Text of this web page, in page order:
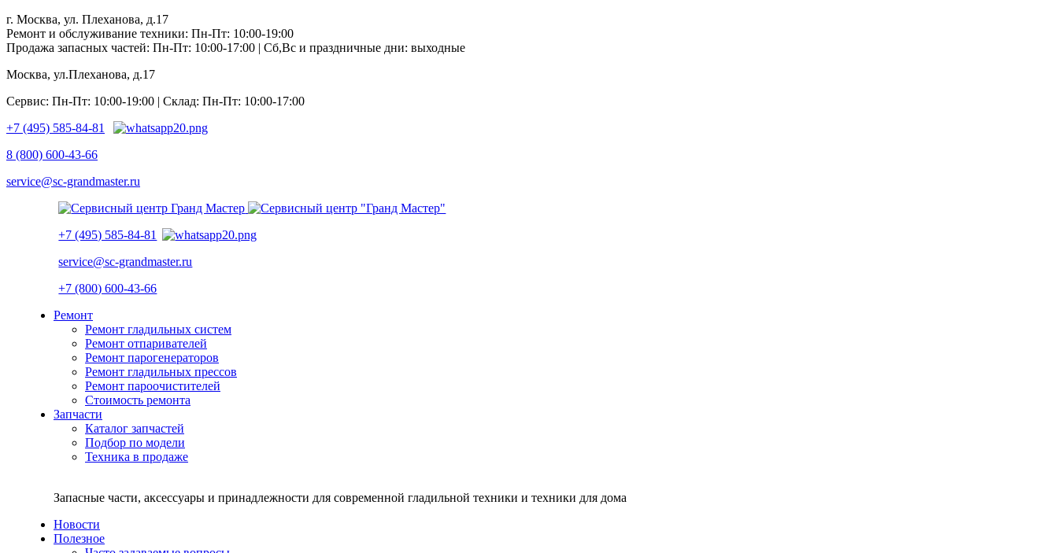
г. Москва, ул. Плеханова, д.17
Ремонт и обслуживание техники: Пн-Пт: 10:00-19:00
Продажа запасных частей: Пн-Пт: 10:00-17:00 | Сб,Вс и праздничные дни: выходные
Москва, ул.Плеханова, д.17
Сервис: Пн-Пт: 10:00-19:00 | Склад: Пн-Пт: 10:00-17:00
+7 (495) 585-84-81
8 (800) 600-43-66
service@sc-grandmaster.ru
+7 (495) 585-84-81
service@sc-grandmaster.ru
+7 (800) 600-43-66
Ремонт
Ремонт гладильных систем
Ремонт отпаривателей
Ремонт парогенераторов
Ремонт гладильных прессов
Ремонт пароочистителей
Стоимость ремонта
Запчасти
Каталог запчастей
Подбор по модели
Техника в продаже
Запасные части, аксессуары и принадлежности для современной гладильной техники и техники для дома
Новости
Полезное